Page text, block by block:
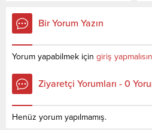
aşağıdan öğrenebilirsiniz. Bu
veriler 2021 TYT-AYT
öğrencilerin yapmış olduğu
netlerdir. YÖKATLAS YKS-
TYT Net Sihirbazı, YKS-TYT
Net Sihirbazı. Sayfamızdaki
YÖK tarafından yayınlanmış
olan en...
Bir Yorum Yazın
Yorum yapabilmek için giriş
Ziyaretçi Yorumları - 0
Henüz yorum yapılmamış.